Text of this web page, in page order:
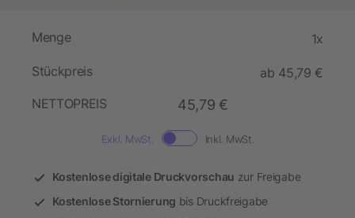
Menge 1x
Stückpreis
ab 45,79 €
NETTOPREIS
45,79 €
Exkl. MwSt. Inkl. MwSt.
Kostenlose digitale Druckvorschau zur Freigabe
Kostenlose Stornierung bis Druckfreigabe